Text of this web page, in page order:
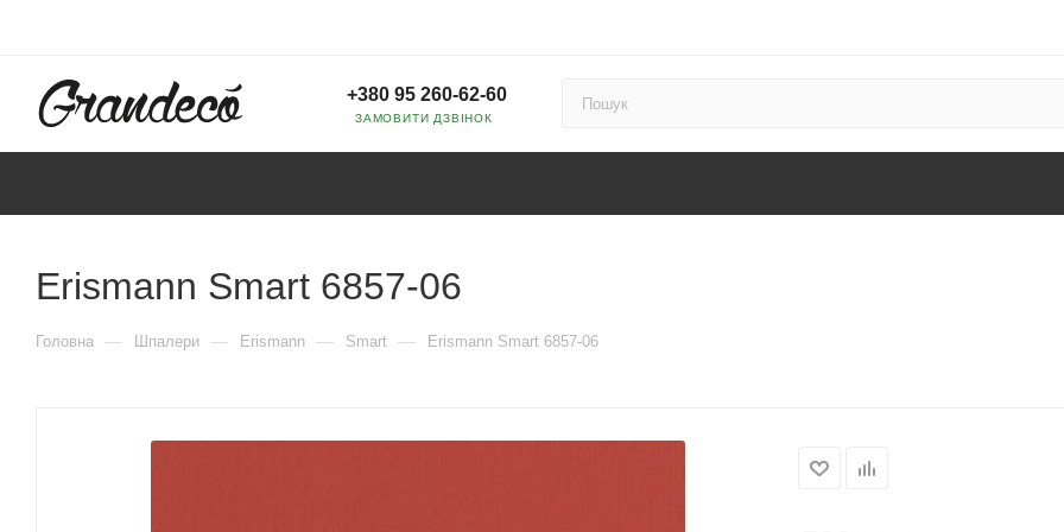
+380 95 260-62-60
ЗАМОВИТИ ДЗВІНОК
Erismann Smart 6857-06
Головна — Шпалери — Erismann — Smart — Erismann Smart 6857-06